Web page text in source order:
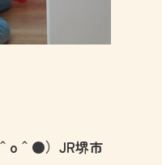
o＾●）JR堺市